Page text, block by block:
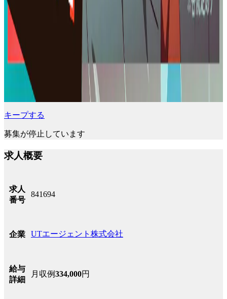
キープする
募集が停止しています
求人概要
求人
番号
841694
企業 UTエージェント株式会社
給与
詳細
月収例334,000円